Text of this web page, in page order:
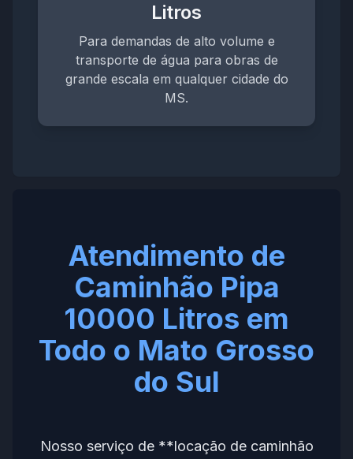
Litros
Para demandas de alto volume e
transporte de água para obras de
grande escala em qualquer cidade do
MS.
Atendimento de
Caminhão Pipa
10000 Litros em
Todo o Mato Grosso
do Sul
Nosso serviço de **locação de caminhão